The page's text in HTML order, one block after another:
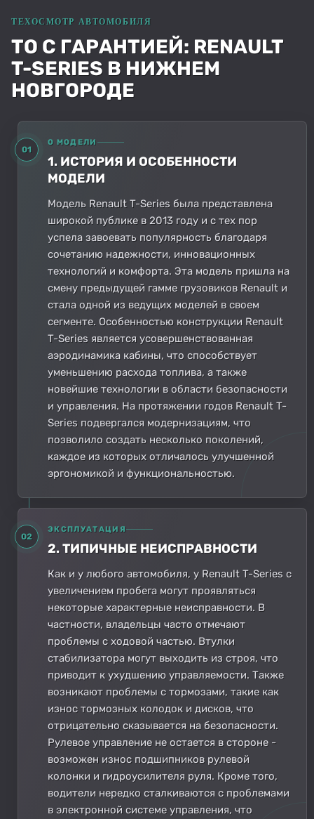
ТО С ГАРАНТИЕЙ: RENAULT
T-SERIES В НИЖНЕМ
НОВГОРОДЕ
01
О МОДЕЛИ
1. ИСТОРИЯ И ОСОБЕННОСТИ
МОДЕЛИ
Модель Renault T-Series была представлена
широкой публике в 2013 году и с тех пор
успела завоевать популярность благодаря
сочетанию надежности, инновационных
технологий и комфорта. Эта модель пришла на
смену предыдущей гамме грузовиков Renault и
стала одной из ведущих моделей в своем
сегменте. Особенностью конструкции Renault
T-Series является усовершенствованная
аэродинамика кабины, что способствует
уменьшению расхода топлива, а также
новейшие технологии в области безопасности
и управления. На протяжении годов Renault T-
Series подвергался модернизациям, что
позволило создать несколько поколений,
каждое из которых отличалось улучшенной
эргономикой и функциональностью.
02
ЭКСПЛУАТАЦИЯ
2. ТИПИЧНЫЕ НЕИСПРАВНОСТИ
Как и у любого автомобиля, у Renault T-Series с
увеличением пробега могут проявляться
некоторые характерные неисправности. В
частности, владельцы часто отмечают
проблемы с ходовой частью. Втулки
стабилизатора могут выходить из строя, что
приводит к ухудшению управляемости. Также
возникают проблемы с тормозами, такие как
износ тормозных колодок и дисков, что
отрицательно сказывается на безопасности.
Рулевое управление не остается в стороне -
возможен износ подшипников рулевой
колонки и гидроусилителя руля. Кроме того,
водители нередко сталкиваются с проблемами
в электронной системе управления, что